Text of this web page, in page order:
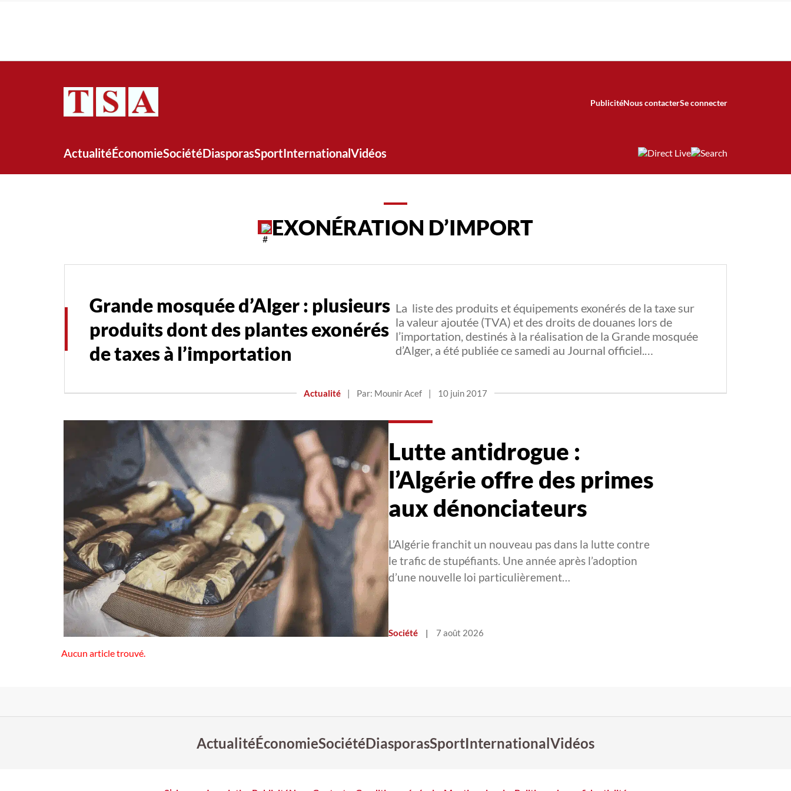
PublicitéNous contacterSe connecter
ActualitéÉconomieSociétéDiasporasSportInternationalVidéos
EXONÉRATION D’IMPORT
Grande mosquée d’Alger : plusieurs
produits dont des plantes exonérés
de taxes à l’importation
La liste des produits et équipements exonérés de la taxe sur
la valeur ajoutée (TVA) et des droits de douanes lors de
l’importation, destinés à la réalisation de la Grande mosquée
d’Alger, a été publiée ce samedi au Journal officiel.…
Actualité | Par: Mounir Acef | 10 juin 2017
Lutte antidrogue :
l’Algérie offre des primes
aux dénonciateurs
L’Algérie franchit un nouveau pas dans la lutte contre
le trafic de stupéfiants. Une année après l’adoption
d’une nouvelle loi particulièrement…
Société | 7 août 2026
Aucun article trouvé.
ActualitéÉconomieSociétéDiasporasSportInternationalVidéos